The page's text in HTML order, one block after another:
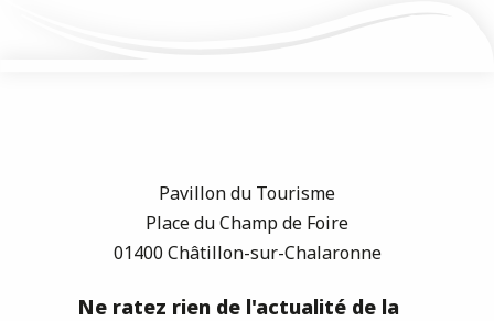
Pavillon du Tourisme
Place du Champ de Foire
01400 Châtillon-sur-Chalaronne
Ne ratez rien de l'actualité de la